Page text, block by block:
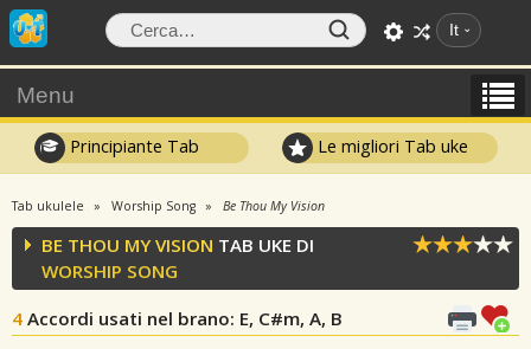
It
Menu
Principiante Tab Le migliori Tab uke
Tab ukulele Worship Song Be Thou My Vision
BE THOU MY VISION TAB UKE DI
WORSHIP SONG
4 Accordi usati nel brano: E, C#m, A, B